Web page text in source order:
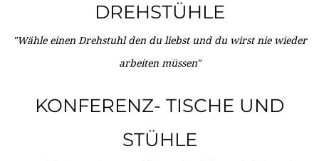
DREHSTÜHLE
"Wähle einen Drehstuhl den du liebst und du wirst nie wieder
arbeiten müssen"
KONFERENZ- TISCHE UND
STÜHLE